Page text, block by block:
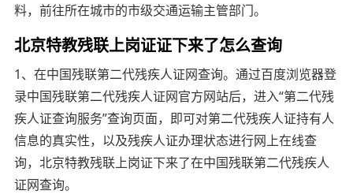
料，前往所在城市的市级交通运输主管部门。
北京特教残联上岗证证下来了怎么查询
1、在中国残联第二代残疾人证网查询。通过百度浏览器登
录中国残联第二代残疾人证网官方网站后，进入“第二代残
疾人证查询服务”查询页面，即可对第二代残疾人证持有人
信息的真实性，以及残疾人证办理状态进行网上在线查
询，北京特教残联上岗证下来了在中国残联第二代残疾人
证网查询。